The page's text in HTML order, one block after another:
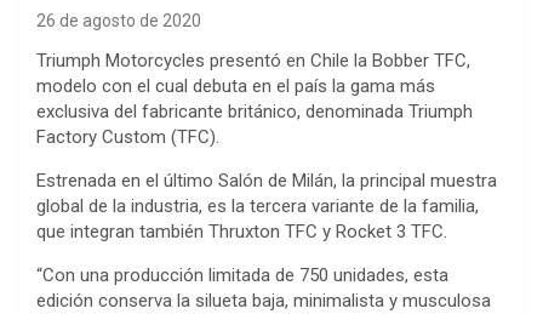
26 de agosto de 2020
Triumph Motorcycles presentó en Chile la Bobber TFC,
modelo con el cual debuta en el país la gama más
exclusiva del fabricante británico, denominada Triumph
Factory Custom (TFC).
Estrenada en el último Salón de Milán, la principal muestra
global de la industria, es la tercera variante de la familia,
que integran también Thruxton TFC y Rocket 3 TFC.
“Con una producción limitada de 750 unidades, esta
edición conserva la silueta baja, minimalista y musculosa